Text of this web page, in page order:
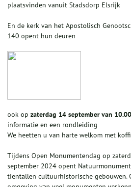
plaatsvinden vanuit Stadsdorp Elsrijk
En de kerk van het Apostolisch
140 opent hun deuren
ook op zaterdag 14 september van
informatie en een rondleiding
We heetten u van harte welkom met
Tijdens Open Monumentendag op
september 2024 opent
tientallen cultuurhistorische gebouwen.